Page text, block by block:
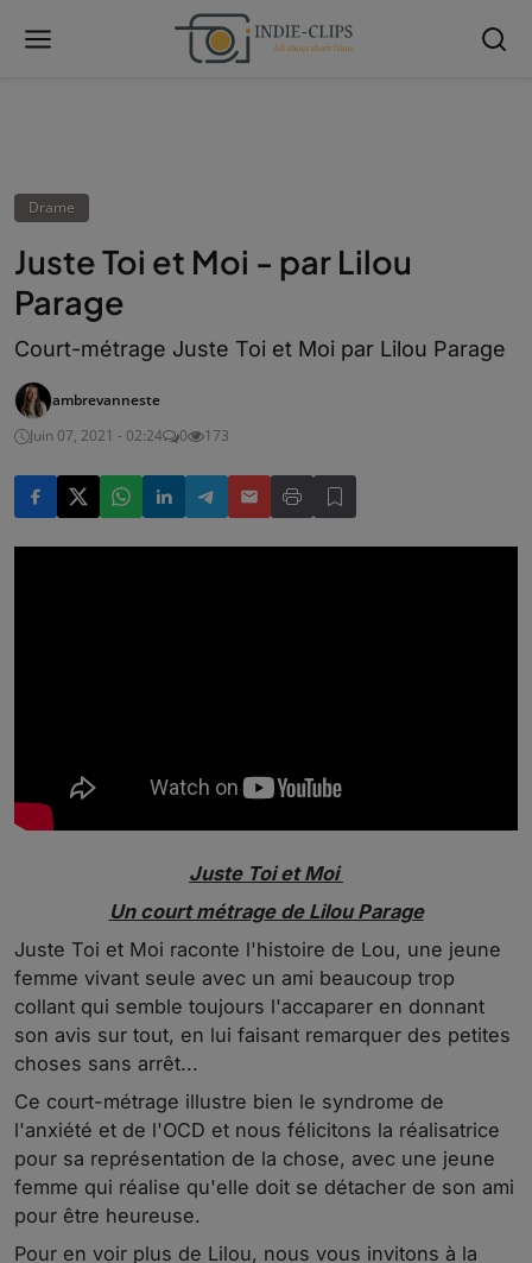
Drame
Juste Toi et Moi - par Lilou
Parage
Court-métrage Juste Toi et Moi par Lilou Parage
ambrevanneste
Juin 07, 2021 - 02:24
0 173
Juste Toi et Moi
Un court métrage de Lilou Parage
Juste Toi et Moi raconte l'histoire de Lou, une jeune
femme vivant seule avec un ami beaucoup trop
collant qui semble toujours l'accaparer en donnant
son avis sur tout, en lui faisant remarquer des petites
choses sans arrêt...
Ce court-métrage illustre bien le syndrome de
l'anxiété et de l'OCD et nous félicitons la réalisatrice
pour sa représentation de la chose, avec une jeune
femme qui réalise qu'elle doit se détacher de son ami
pour être heureuse.
Pour en voir plus de Lilou, nous vous invitons à la